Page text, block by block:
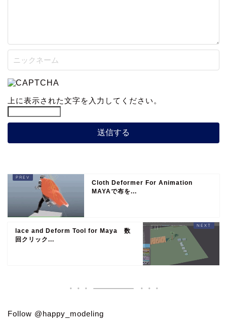
上に表示された文字を入力してください。
Cloth Deformer For Animation
MAYAで布を...
lace and Deform Tool for Maya 数
回クリック...
Follow @happy_modeling